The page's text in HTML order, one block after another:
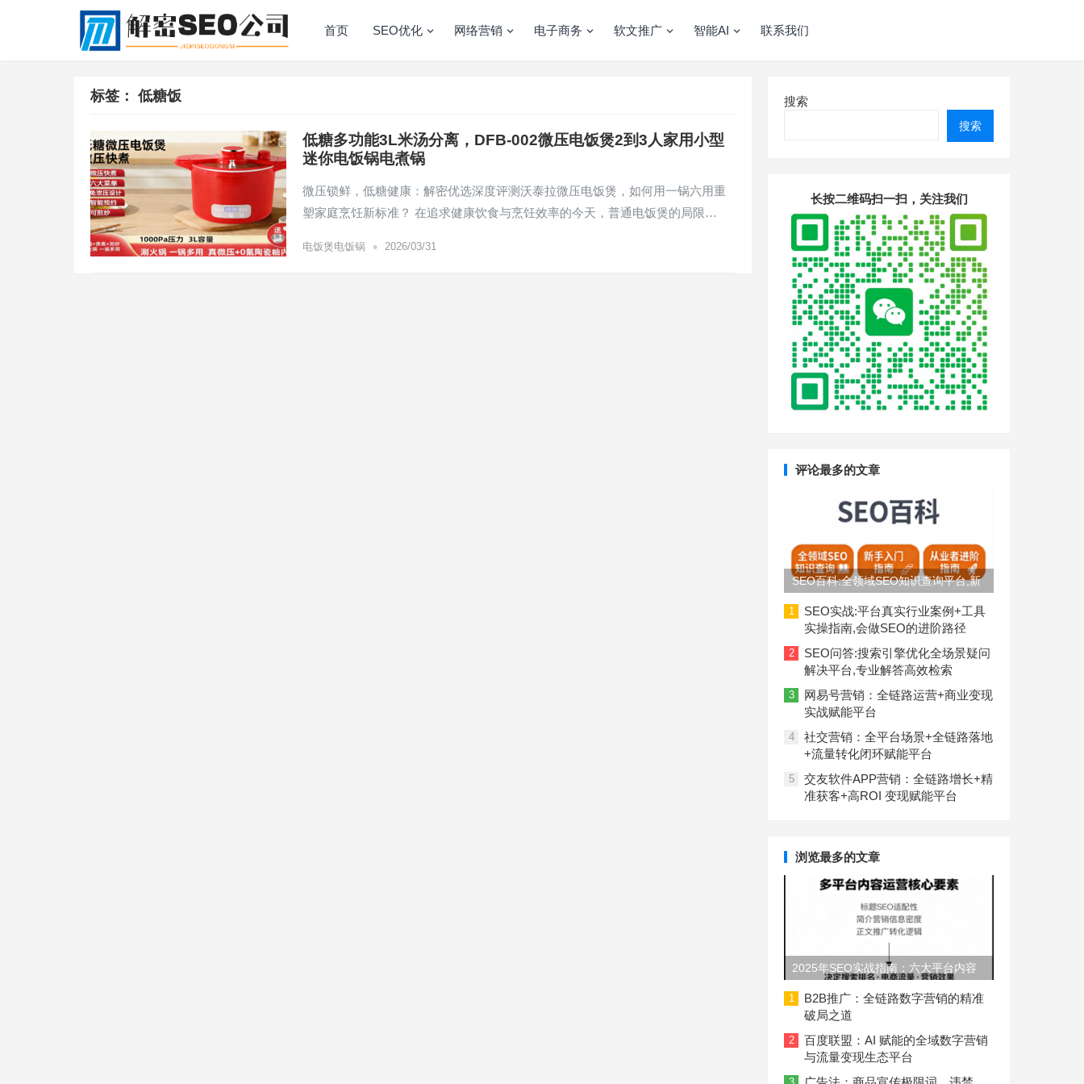
首页 SEO优化 网络营销 电子商务 软文推广 智能AI 联系我们
标签： 低糖饭
低糖多功能3L米汤分离，DFB-002微压电饭煲2到3人家用小型
迷你电饭锅电煮锅
微压锁鲜，低糖健康：解密优选深度评测沃泰拉微压电饭煲，如何用一锅六用重
塑家庭烹饪新标准？ 在追求健康饮食与烹饪效率的今天，普通电饭煲的局限…
电饭煲电饭锅 • 2026/03/31
搜索
搜索
长按二维码扫一扫，关注我们
评论最多的文章
SEO百科:全领域SEO知识查询平台,新
手入门到从业者进阶指南
1
SEO实战:平台真实行业案例+工具
实操指南,会做SEO的进阶路径
2
SEO问答:搜索引擎优化全场景疑问
解决平台,专业解答高效检索
3
网易号营销：全链路运营+商业变现
实战赋能平台
4
社交营销：全平台场景+全链路落地
+流量转化闭环赋能平台
5
交友软件APP营销：全链路增长+精
准获客+高ROI 变现赋能平台
浏览最多的文章
2025年SEO实战指南：六大平台内容
长度与结构规范
1
B2B推广：全链路数字营销的精准
破局之道
2
百度联盟：AI 赋能的全域数字营销
与流量变现生态平台